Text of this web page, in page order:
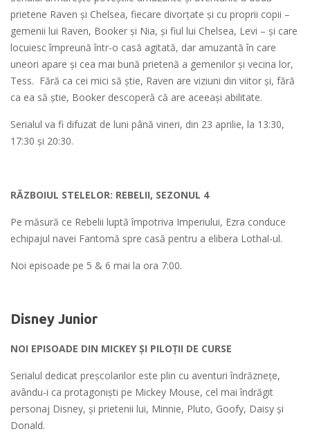
prietene Raven și Chelsea, fiecare divorțate și cu proprii copii –
gemenii lui Raven, Booker și Nia, și fiul lui Chelsea, Levi – și care
locuiesc împreună într-o casă agitată, dar amuzantă în care
uneori apare și cea mai bună prietenă a gemenilor și vecina lor,
Tess. Fără ca cei mici să știe, Raven are viziuni din viitor și, fără
ca ea să știe, Booker descoperă că are aceeași abilitate.
Serialul va fi difuzat de luni până vineri, din 23 aprilie, la 13:30,
17:30 şi 20:30.
RĂZBOIUL STELELOR: REBELII, SEZONUL 4
Pe măsură ce Rebelii luptă împotriva Imperiului, Ezra conduce
echipajul navei Fantomă spre casă pentru a elibera Lothal-ul.
Noi episoade pe 5 & 6 mai la ora 7:00.
Disney Junior
NOI EPISOADE DIN MICKEY ȘI PILOȚII DE CURSE
Serialul dedicat preșcolarilor este plin cu aventuri îndrăznețe,
avându-i ca protagoniști pe Mickey Mouse, cel mai îndrăgit
personaj Disney, și prietenii lui, Minnie, Pluto, Goofy, Daisy și
Donald.